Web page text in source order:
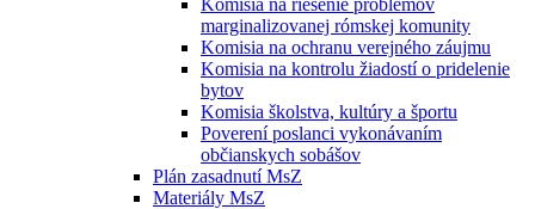
Komisia na riešenie problémov
marginalizovanej rómskej komunity
Komisia na ochranu verejného záujmu
Komisia na kontrolu žiadostí o pridelenie
bytov
Komisia školstva, kultúry a športu
Poverení poslanci vykonávaním
občianskych sobášov
Plán zasadnutí MsZ
Materiály MsZ